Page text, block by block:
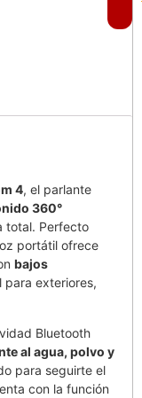
4, el parlante
360°
total. Perfecto
portátil ofrece
bajos
para exteriores,
Bluetooth
al agua, polvo y
para seguirte el
con la función